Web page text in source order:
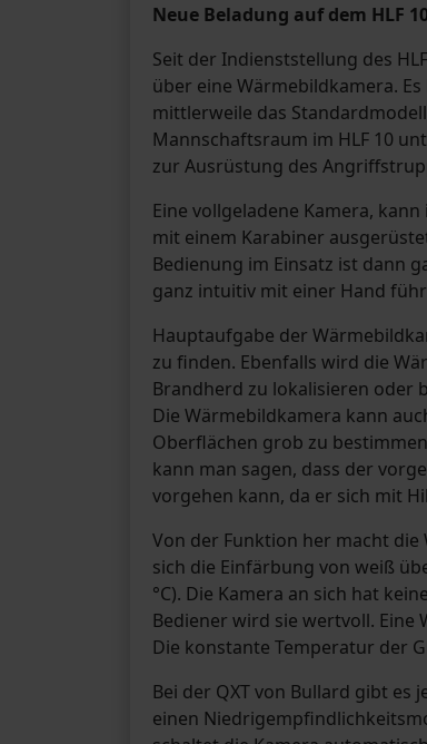
Neue Beladung auf dem HLF
Seit der Indienststellung des
über eine Wärmebildkamera.
mittlerweile das
Mannschaftsraum im HLF 10
zur Ausrüstung des
Eine vollgeladene Kamera,
mit einem Karabiner
Bedienung im Einsatz ist dann
ganz intuitiv mit einer Hand
Hauptaufgabe der
zu finden. Ebenfalls wird die
Brandherd zu lokalisieren oder
Die Wärmebildkamera kann
Oberflächen grob zu
kann man sagen, dass der
vorgehen kann, da er sich mit
Von der Funktion her macht
sich die Einfärbung von weiß
°C). Die Kamera an sich hat
Bediener wird sie wertvoll. Eine
Die konstante Temperatur der
Bei der QXT von Bullard gibt
einen